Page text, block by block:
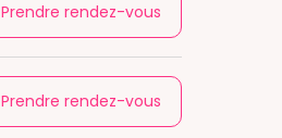
Prendre rendez-vous
Prendre rendez-vous